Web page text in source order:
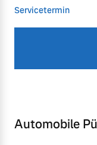
Servicetermin
Automobile